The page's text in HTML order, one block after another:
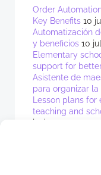
Order
Key Benefits 10
Automatización
y beneficios 10
Elementary
support for
Asistente de
para organizar la
Lesson plans
teaching and
junio, 2026
Comentarios